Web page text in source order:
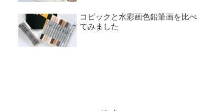
コピックと水彩画色鉛筆画を比べ
てみました